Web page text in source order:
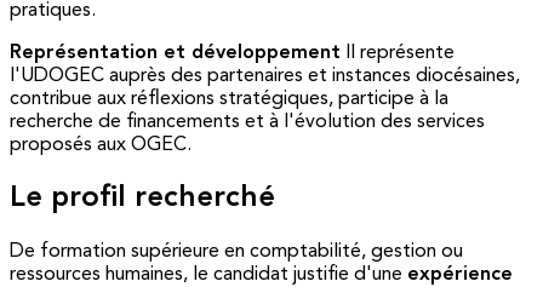
pratiques.
Représentation et développement Il représente
l'UDOGEC auprès des partenaires et instances diocésaines,
contribue aux réflexions stratégiques, participe à la
recherche de financements et à l'évolution des services
proposés aux OGEC.
Le profil recherché
De formation supérieure en comptabilité, gestion ou
ressources humaines, le candidat justifie d'une expérience